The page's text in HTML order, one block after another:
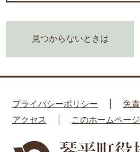
見つからないときは
プライバシーポリシー
免
アクセス
このホームペー